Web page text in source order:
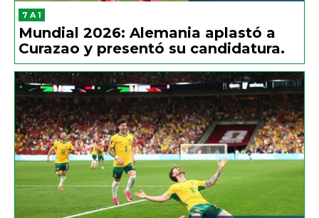
7 A 1
Mundial 2026: Alemania aplastó a
Curazao y presentó su candidatura.